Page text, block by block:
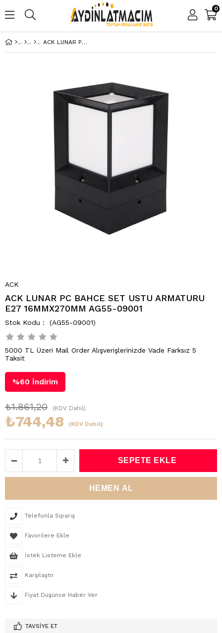
0
ACK LUNAR PC BAHCE SET USTU ARMATURU E27 16MMX270MM AG55-09001
ACK
ACK LUNAR PC BAHCE SET USTU ARMATURU
E27 16MMX270MM AG55-09001
(AG55-09001)
5000 TL Üzeri Mail Order Alışverişlerinizde Vade Farksız 5
Taksit
%60 İndirim
₺1.861,20 (KDV Dahil)
₺744,48 (KDV Dahil)
Telefonla Sipariş
Favorilere Ekle
İstek Listeme Ekle
Karşılaştır
Fiyat Düşünce Haber Ver
TAVSIYE ET